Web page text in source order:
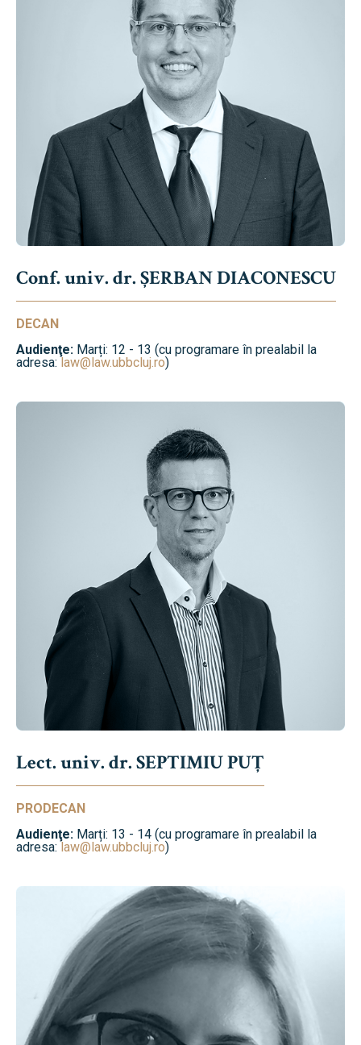
Conf. univ. dr. ȘERBAN DIACONESCU
DECAN
Audienţe: Marți: 12 - 13 (cu programare în prealabil la
adresa:law@law.ubbcluj.ro)
Lect. univ. dr. SEPTIMIU PUȚ
PRODECAN
Audienţe: Marți: 13 - 14 (cu programare în prealabil la
adresa:law@law.ubbcluj.ro)